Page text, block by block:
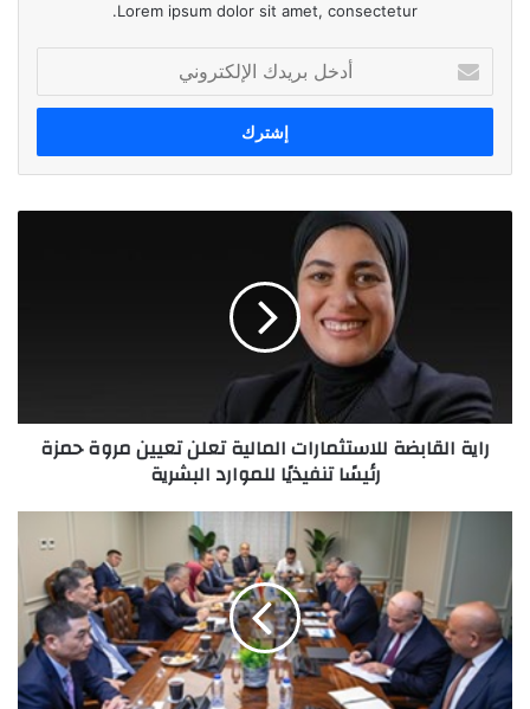
Lorem ipsum dolor sit amet, consectetur.
بريدك
الإلكتروني
حمزة
رئيسًا
تنفيذيًاراية القابضة للاستثمارات المالية تعلن تعيين مروة حمزة
رئيسًا تنفيذيًا للموارد البشرية
السويس
تستقبل
وفد
اتحاد
الصناعة
والتجارة